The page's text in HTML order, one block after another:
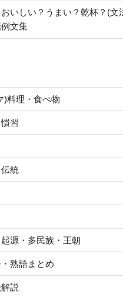
おいしい？うまい？乾杯？(文
文集
)料理・食べ物
習
統
源・多民族・王朝
熟語まとめ
説